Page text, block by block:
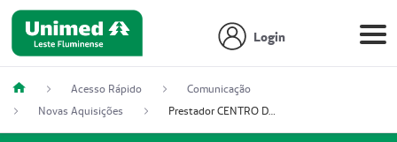
Login
Acesso Rápido
Comunicação
Novas Aquisições
Prestador CENTRO DE ONCOLOGIA